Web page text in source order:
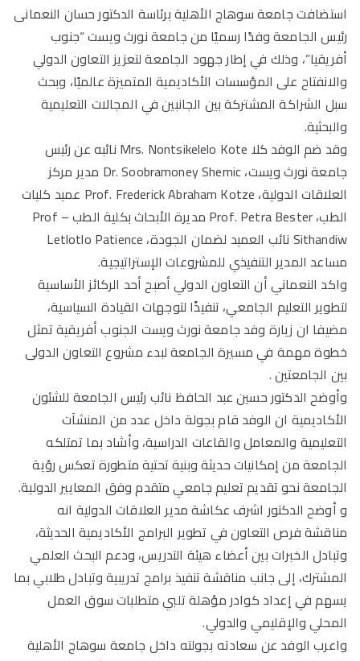
استضافت جامعة سوهاج الأهلية برئاسة الدكتور حسان النعمانى
رئيس الجامعة وفدًا رسميًا من جامعة نورث ويست “جنوب
أفريقيا”، وذلك في إطار جهود الجامعة لتعزيز التعاون الدولي
والانفتاح على المؤسسات الأكاديمية المتميزة عالميًا، وبحث
سبل الشراكة المشتركة بين الجانبين في المجالات التعليمية
والبحثية.
وقد ضم الوفد كلا Mrs. Nontsikelelo Kote نائبه عن رئيس
جامعة نورث ويست، Dr. Soobramoney Shernic مدير مركز
العلاقات الدولية، Prof. Frederick Abraham Kotze عميد كليات
الطب، Prof. Petra Bester مديرة الأبحاث بكلية الطب – Prof
Sithandiw نائب العميد لضمان الجودة، Letlotlo Patience
مساعد المدير التنفيذي للمشروعات الإستراتيجية.
واكد النعماني أن التعاون الدولي أصبح أحد الركائز الأساسية
لتطوير التعليم الجامعي، تنفيذًا لتوجهات القيادة السياسية،
مضيفا ان زيارة وفد جامعة نورث ويست الجنوب أفريقية تمثل
خطوة مهمة في مسيرة الجامعة لبدء مشروع التعاون الدولى
بين الجامعتين .
وأوضح الدكتور حسين عبد الحافظ نائب رئيس الجامعة للشئون
الأكاديمية ان الوفد قام بجولة داخل عدد من المنشآت
التعليمية والمعامل والقاعات الدراسية، وأشاد بما تمتلكه
الجامعة من إمكانيات حديثة وبنية تحتية متطورة تعكس رؤية
الجامعة نحو تقديم تعليم جامعي متقدم وفق المعايير الدولية.
و أوضح الدكتور اشرف عكاشة مدير العلاقات الدولية انه
مناقشة فرص التعاون في تطوير البرامج الأكاديمية الحديثة،
وتبادل الخبرات بين أعضاء هيئة التدريس، ودعم البحث العلمي
المشترك، إلى جانب مناقشة تنفيذ برامج تدريبية وتبادل طلابي بما
يسهم في إعداد كوادر مؤهلة تلبي متطلبات سوق العمل
المحلي والإقليمي والدولي.
واعرب الوفد عن سعادته بجولته داخل جامعة سوهاج الأهلية